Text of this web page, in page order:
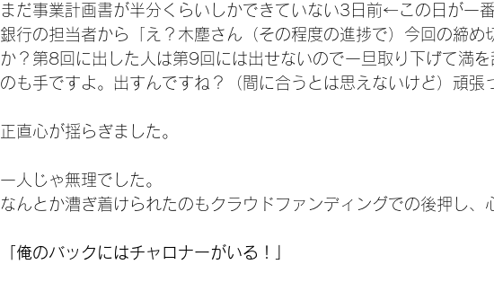
まだ事業計画書が半分くらいしかできていない3日前←この日が一番
銀行の担当者から「え？木塵さん（その程度の進捗で）今回の締め
か？第8回に出した人は第9回には出せないので一旦取り下げて満
のも手ですよ。出すんですね？（間に合うとは思えないけど）頑張
正直心が揺らぎました。
一人じゃ無理でした。
なんとか漕ぎ着けられたのもクラウドファンディングでの後押し、
「俺のバックにはチャロナーがいる！」